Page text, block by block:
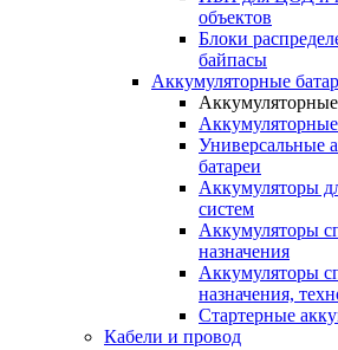
объектов
Блоки
байпасы
Аккумуляторные
Аккумуляторные
Универсальные
батареи
Аккумуляторы
систем
Аккумуляторы
назначения
Аккумуляторы
назначения,
Стартерные
Кабели и провод